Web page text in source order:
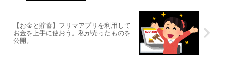
【お金と貯蓄】フリマアプリを利用して
お金を上手に使おう。私が売ったものを
公開。